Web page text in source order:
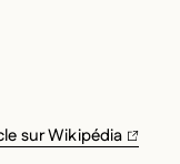
sur Wikipédia